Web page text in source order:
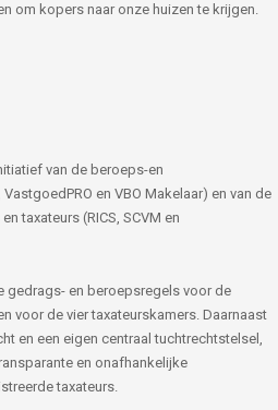
om kopers naar onze huizen te krijgen.
van de beroeps-en
en VBO Makelaar) en van de
taxateurs (RICS, SCVM en
gedrags- en beroepsregels voor de
voor de vier taxateurskamers. Daarnaast
en een eigen centraal tuchtrechtstelsel,
en onafhankelijke
taxateurs.